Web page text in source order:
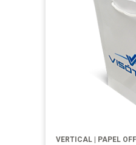
VERTICAL | PAPEL